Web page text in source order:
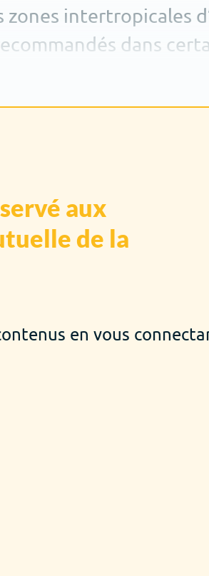
zones intertropicales
dans
aux
de la
en vous